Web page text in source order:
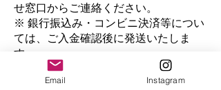
せ窓口からご連絡ください。
※ 銀行振込み・コンビニ決済等につい
ては、ご入金確認後に発送いたしま
す。
返品・キャンセルに関する特約
Email Instagram